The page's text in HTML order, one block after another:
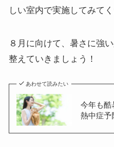
しい室内で実施してみてく
８月に向けて、暑さに強
整えていきましょう！
あわせて読みたい
今年も酷
熱中症予